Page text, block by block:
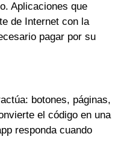
Aplicaciones que
de Internet con la
pagar por su
botones, páginas,
el código en una
responda cuando